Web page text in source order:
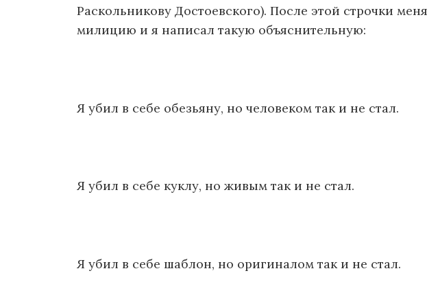
Раскольникову Достоевского). После этой строчки
милицию и я написал такую объяснительную:
Я убил в себе обезьяну, но человеком так и не стал.
Я убил в себе куклу, но живым так и не стал.
Я убил в себе шаблон, но оригиналом так и не стал.